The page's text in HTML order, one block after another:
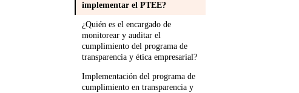
implementar el PTEE?
¿Quién es el encargado de
monitorear y auditar el
cumplimiento del programa de
transparencia y ética empresarial?
Implementación del programa de
cumplimiento en transparencia y